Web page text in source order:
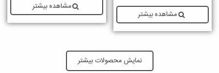
مشاهده بیشتر
مشاهده بیشتر
نمایش محصولات بیشتر